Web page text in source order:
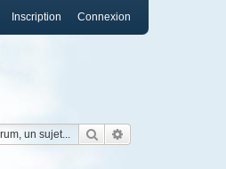
Connexion
Inscription
Rechercher